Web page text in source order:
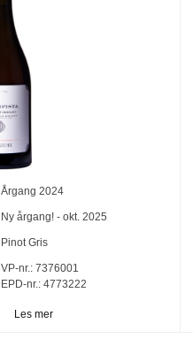
Årgang2024
Ny årgang! - okt. 2025
Pinot Gris
VP-nr.: 7376001
EPD-nr.: 4773222
Les mer